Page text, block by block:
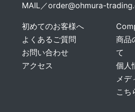
MAIL／order@ohmura-
初めてのお客様へ
よくあるご質問
お問い合わせ
アクセス
商品
て
個人
メデ
こち